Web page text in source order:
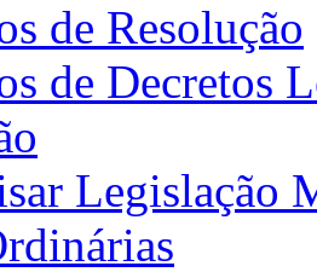
de Resolução
de Decretos
Legislação